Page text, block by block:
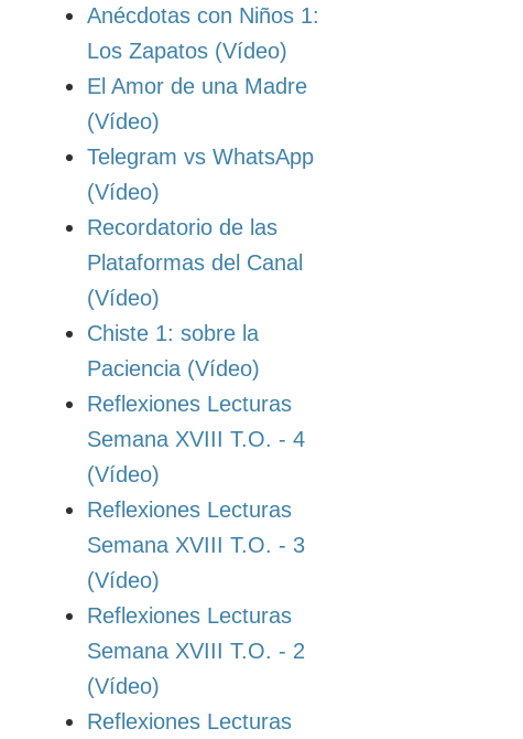
Anécdotas con Niños 1:
Los Zapatos (Vídeo)
El Amor de una Madre
(Vídeo)
Telegram vs WhatsApp
(Vídeo)
Recordatorio de las
Plataformas del Canal
(Vídeo)
Chiste 1: sobre la
Paciencia (Vídeo)
Reflexiones Lecturas
Semana XVIII T.O. - 4
(Vídeo)
Reflexiones Lecturas
Semana XVIII T.O. - 3
(Vídeo)
Reflexiones Lecturas
Semana XVIII T.O. - 2
(Vídeo)
Reflexiones Lecturas